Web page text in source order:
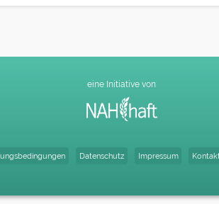
eine Initiative von
Datenschutz Impressum